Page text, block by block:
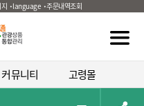
language 주문내역조회
커뮤니티 고령몰